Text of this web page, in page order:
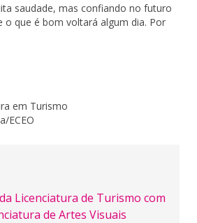
saudade, mas confiando no futuro
o que é bom voltará algum dia. Por
em Turismo
ECEO
Licenciatura de Turismo com
de Artes Visuais